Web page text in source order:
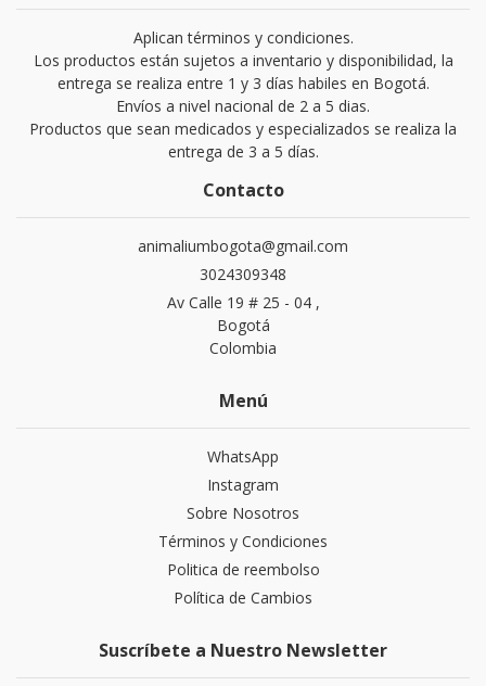
Aplican términos y condiciones.
Los productos están sujetos a inventario y disponibilidad, la
entrega se realiza entre 1 y 3 días habiles en Bogotá.
Envíos a nivel nacional de 2 a 5 dias.
Productos que sean medicados y especializados se realiza la
entrega de 3 a 5 días.
Contacto
animaliumbogota@gmail.com
3024309348
Av Calle 19 # 25 - 04 ,
Bogotá
Colombia
Menú
WhatsApp
Instagram
Sobre Nosotros
Términos y Condiciones
Politica de reembolso
Política de Cambios
Suscríbete a Nuestro Newsletter